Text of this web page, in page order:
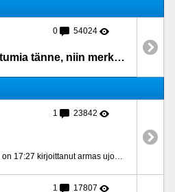
0 54024
*** Kun lisäätte tapahtumia tänne, niin merkatkaa ne MYÖS kalenteriin ***
1 23842
Uusin viesti: 10.02.2026 kello on 17:27 kirjoittanut armas ujomieli
1 17807